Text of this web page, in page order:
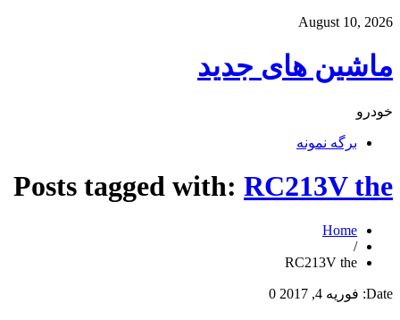
August 10, 2026
ماشین های جدید
خودرو
برگه نمونه
Posts tagged with: RC213V the
Home
/
RC213V the
Date: فوریه 4, 2017 0